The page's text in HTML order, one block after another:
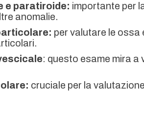
e paratiroide: importante per
anomalie.
per valutare le ossa
: questo esame mira a
cruciale per la